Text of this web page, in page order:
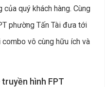
quý khách hàng. Cùng
phường Tấn Tài đưa tới
vô cùng hữu ích và
hình FPT